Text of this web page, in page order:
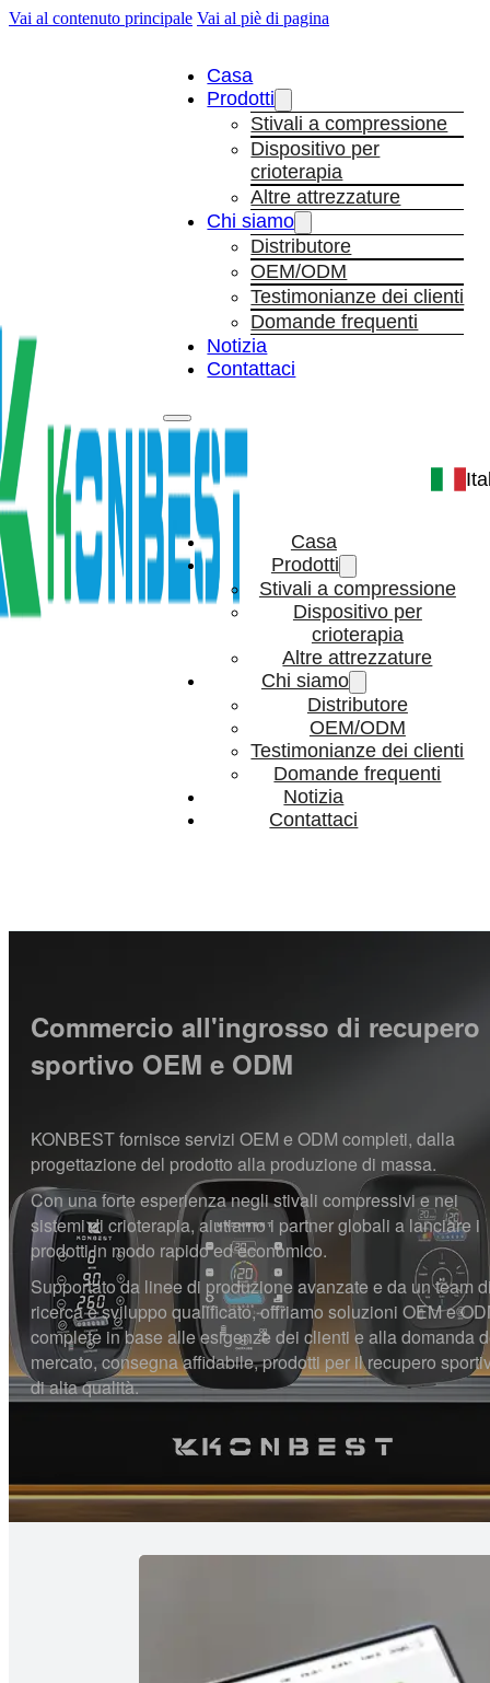
Vai al contenuto principale Vai al piè di pagina
Casa
Prodotti
Stivali a compressione
Dispositivo per
crioterapia
Altre attrezzature
Chi siamo
Distributore
OEM/ODM
Testimonianze dei clienti
Domande frequenti
Notizia
Contattaci
Casa
Prodotti
Stivali a compressione
Dispositivo per
crioterapia
Altre attrezzature
Chi siamo
Distributore
OEM/ODM
Testimonianze dei clienti
Domande frequenti
Notizia
Contattaci
Commercio all'ingrosso di recupero
sportivo OEM e ODM
KONBEST fornisce servizi OEM e ODM completi, dalla
progettazione del prodotto alla produzione di massa.
Con una forte esperienza negli stivali compressivi e nei
sistemi di crioterapia, aiutiamo i partner globali a lanciare i
prodotti in modo rapido ed economico.
Supportato da linee di produzione avanzate e da un team
ricerca e sviluppo qualificato, offriamo soluzioni OEM e
complete in base alle esigenze dei clienti e alla domanda
mercato, consegna affidabile, prodotti per il recupero
di alta qualità.